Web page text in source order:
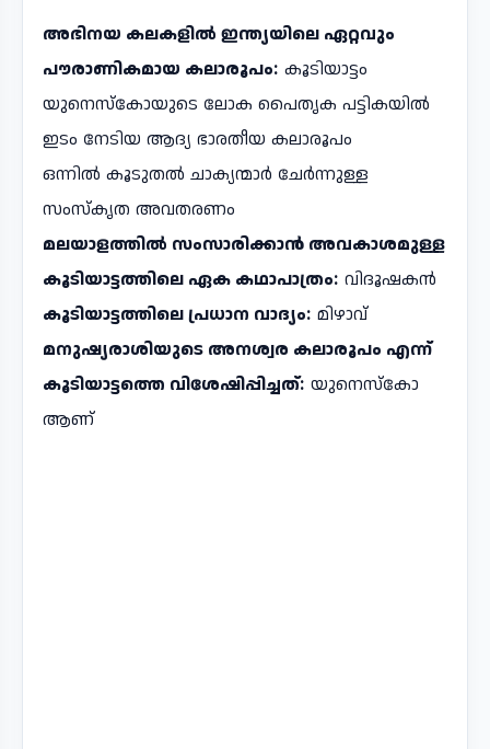
അഭിനയ കലകളിൽ ഇന്ത്യയിലെ ഏറ്റവും
പൗരാണികമായ കലാരൂപം: കൂടിയാട്ടം
യുനെസ്കോയുടെ ലോക പൈതൃക പട്ടികയിൽ
ഇടം നേടിയ ആദ്യ ഭാരതീയ കലാരൂപം
ഒന്നിൽ കൂടുതൽ ചാക്യന്മാർ ചേർന്നുള്ള
സംസ്കൃത അവതരണം
മലയാളത്തിൽ സംസാരിക്കാൻ അവകാശമുള്ള
കൂടിയാട്ടത്തിലെ ഏക കഥാപാത്രം: വിദൂഷകൻ
കൂടിയാട്ടത്തിലെ പ്രധാന വാദ്യം: മിഴാവ്
മനുഷ്യരാശിയുടെ അനശ്വര കലാരൂപം എന്ന്
കൂടിയാട്ടത്തെ വിശേഷിപ്പിച്ചത്: യുനെസ്കോ
ആണ്